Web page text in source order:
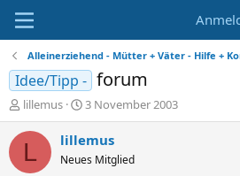
Alleinerziehend - Mütter + Väter - Hilfe +
Idee/Tipp - forum
E
r
s
lillemus
E
r
s
e
3 November 2003
L lillemus
Neues Mitglied